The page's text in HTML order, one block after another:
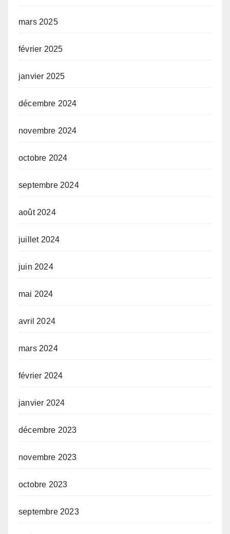
mars 2025
février 2025
janvier 2025
décembre 2024
novembre 2024
octobre 2024
septembre 2024
août 2024
juillet 2024
juin 2024
mai 2024
avril 2024
mars 2024
février 2024
janvier 2024
décembre 2023
novembre 2023
octobre 2023
septembre 2023